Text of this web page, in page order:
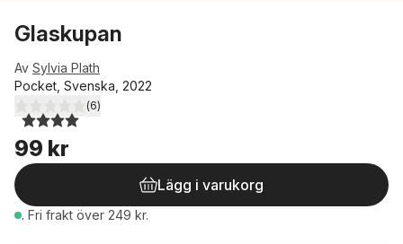
Glaskupan
Av Sylvia Plath
Pocket, Svenska, 2022
4,0utav 5 stjärnor. Totalt antal röster:
(6)
99 kr
Lägg i varukorg
. Fri frakt över 249 kr.